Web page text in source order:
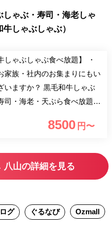
しゃぶ・寿司・海老しゃ
しゃぶしゃぶ）
しゃぶしゃぶ食べ放題】 ・
家族・社内のお集まりにもい
いますか？ 黒毛和牛しゃぶ
司・海老・天ぷら食べ放題。
8500 円〜
八山の詳細を見る
グ ぐるなび Ozmall